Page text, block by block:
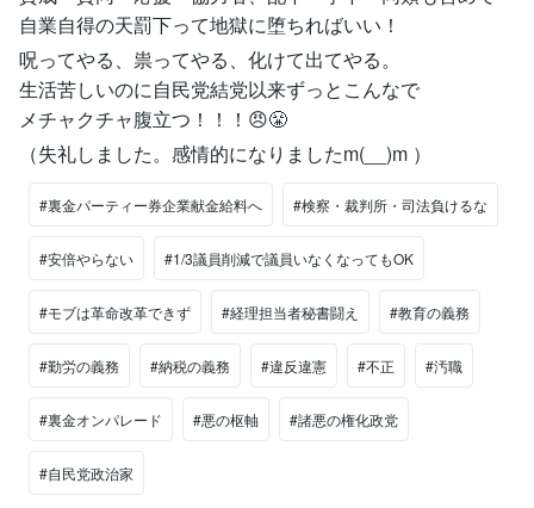
自業自得の天罰下って地獄に堕ちればいい！
呪ってやる、祟ってやる、化けて出てやる。
生活苦しいのに自民党結党以来ずっとこんなで
メチャクチャ腹立つ！！！😠😤
（失礼しました。感情的になりましたm(__)m ）
#裏金パーティー券企業献金給料へ #検察・裁判所・司法負けるな
#安倍やらない #1/3議員削減で議員いなくなってもOK
#モブは革命改革できず #経理担当者秘書闘え #教育の義務
#勤労の義務 #納税の義務 #違反違憲 #不正 #汚職
#裏金オンパレード #悪の枢軸 #諸悪の権化政党
#自民党政治家